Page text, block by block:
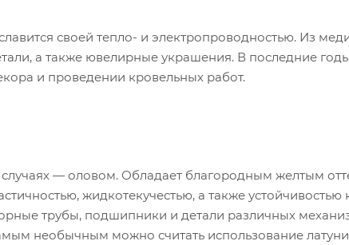
своей тепло- и электропроводностью. Из
а также ювелирные украшения. В последние
и проведении кровельных работ.
— оловом. Обладает благородным желтым
жидкотекучестью, а также устойчивостью
трубы, подшипники и детали различных
необычным можно считать использование